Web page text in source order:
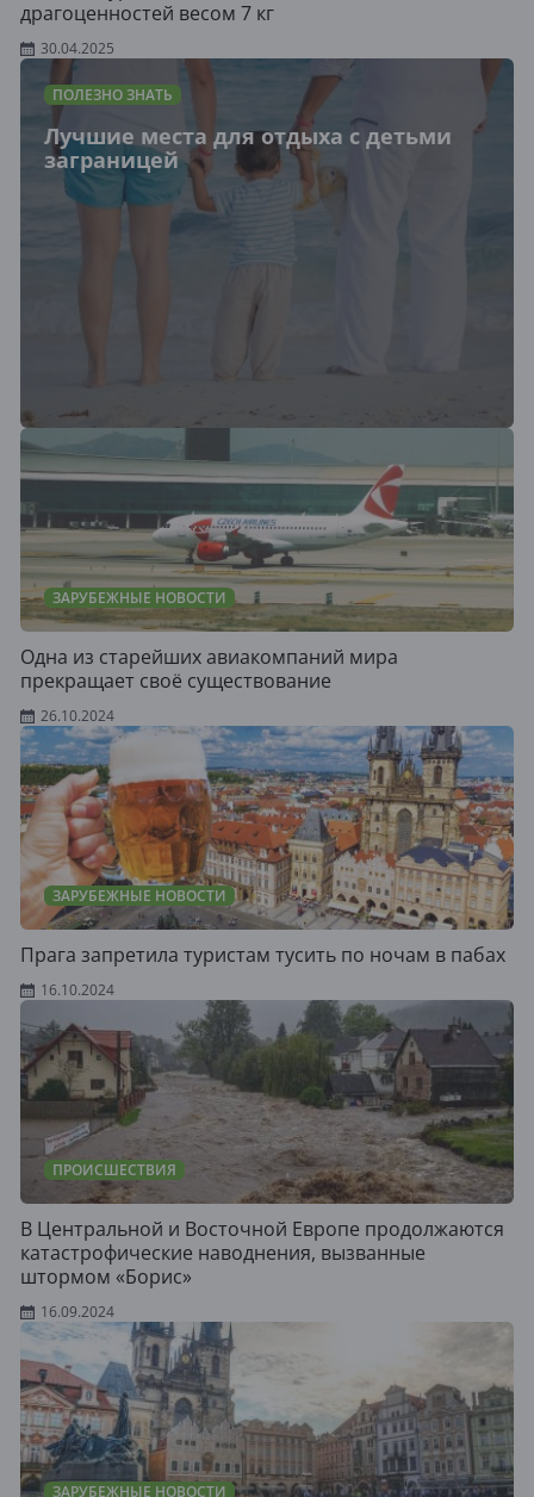
драгоценностей весом 7 кг
30.04.2025
ПОЛЕЗНО ЗНАТЬ
Лучшие места для отдыха с детьми
заграницей
ЗАРУБЕЖНЫЕ НОВОСТИ
Одна из старейших авиакомпаний мира
прекращает своё существование
26.10.2024
ЗАРУБЕЖНЫЕ НОВОСТИ
Прага запретила туристам тусить по ночам в пабах
16.10.2024
ПРОИСШЕСТВИЯ
В Центральной и Восточной Европе продолжаются
катастрофические наводнения, вызванные
штормом «Борис»
16.09.2024
ЗАРУБЕЖНЫЕ НОВОСТИ